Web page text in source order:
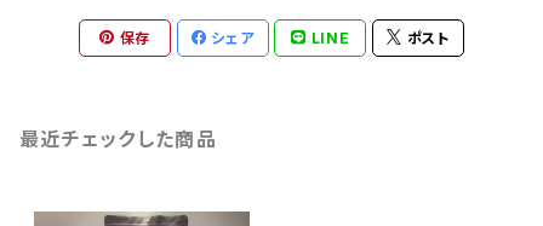
保存 シェア LINE ポスト
最近チェックした商品